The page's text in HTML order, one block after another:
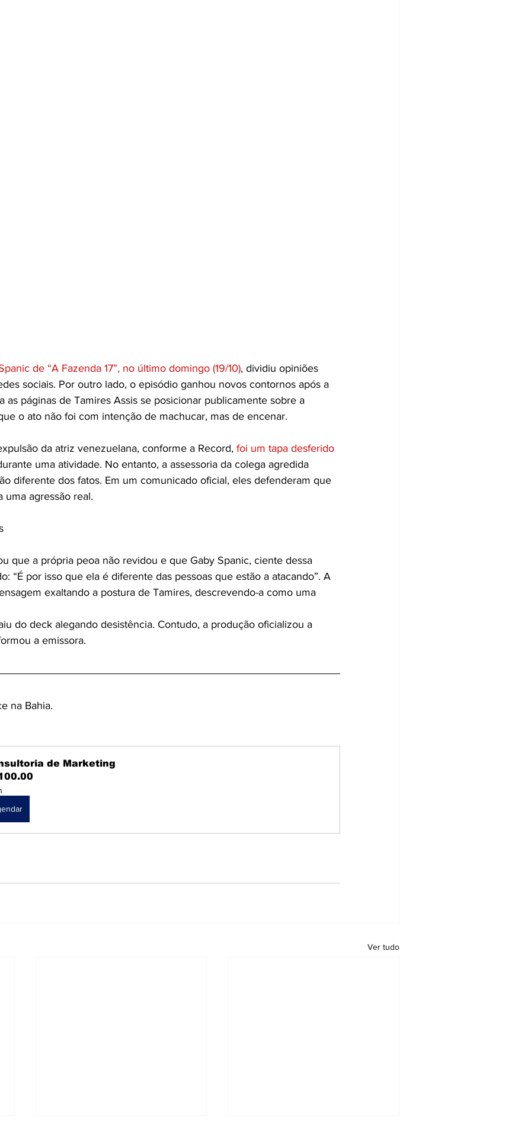
de “A Fazenda 17”, no último domingo (19/10), dividiu opiniões
sociais. Por outro lado, o episódio ganhou novos contornos após a
as páginas de Tamires Assis se posicionar publicamente sobre a
o ato não foi com intenção de machucar, mas de encenar.
da atriz venezuelana, conforme a Record, foi um tapa desferido
uma atividade. No entanto, a assessoria da colega agredida
diferente dos fatos. Em um comunicado oficial, eles defenderam que
uma agressão real.
que a própria peoa não revidou e que Gaby Spanic, ciente dessa
“É por isso que ela é diferente das pessoas que estão a atacando”. A
exaltando a postura de Tamires, descrevendo-a como uma
do deck alegando desistência. Contudo, a produção oficializou a
a emissora.
na Bahia.
de Marketing
Ver tudo